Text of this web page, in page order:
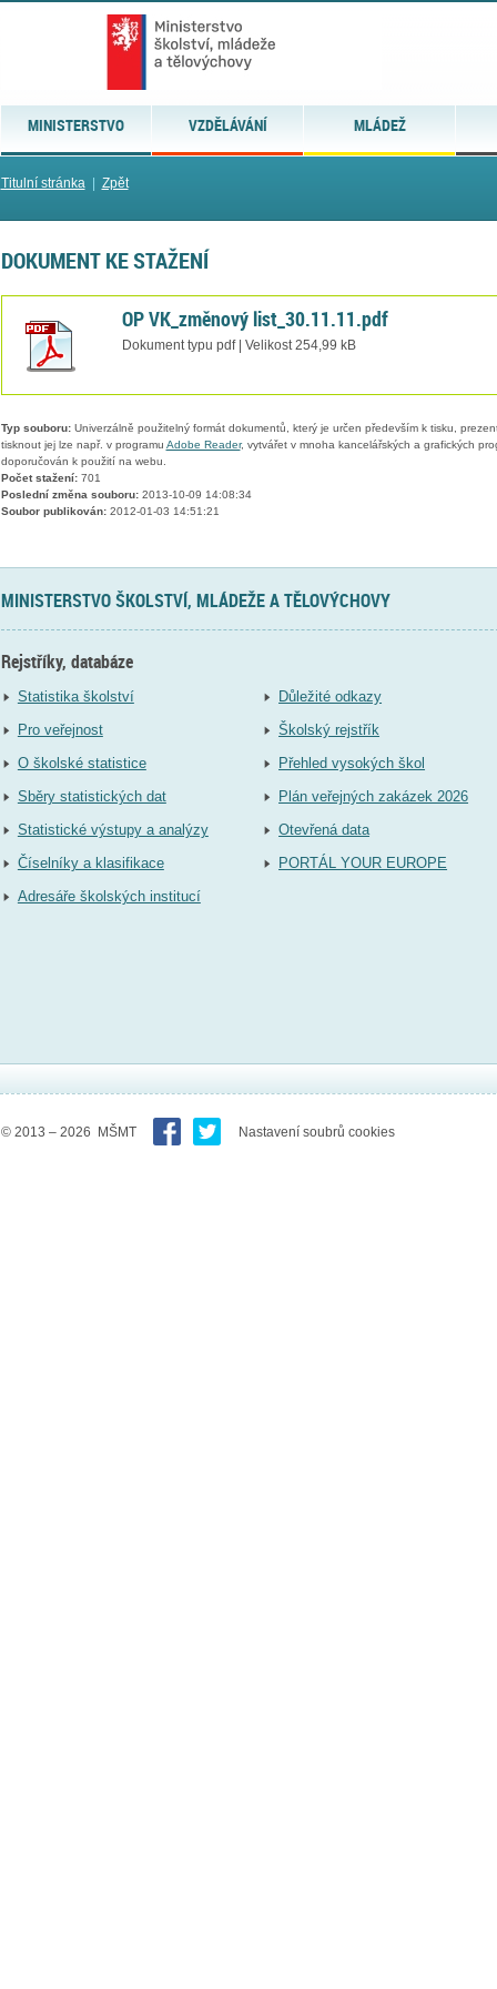
MINISTERSTVO VZDĚLÁVÁNÍ MLÁDEŽ
Titulní stránka| Zpět
DOKUMENT KE STAŽENÍ
OP VK_změnový list_30.11.11.pdf
Dokument typu pdf | Velikost 254,99 kB
Typ souboru:Univerzálně použitelný formát dokumentů, který je určen především k tisku,
tisknout jej lze např. v programu Adobe Reader, vytvářet v mnoha kancelářských a grafických
doporučován k použití na webu.
Počet stažení:701
Poslední změna souboru:2013-10-09 14:08:34
Soubor publikován:2012-01-03 14:51:21
MINISTERSTVO ŠKOLSTVÍ, MLÁDEŽE A TĚLOVÝCHOVY
Rejstříky, databáze
Statistika školství
Pro veřejnost
O školské statistice
Sběry statistických dat
Statistické výstupy a analýzy
Číselníky a klasifikace
Adresáře školských institucí
Důležité odkazy
Školský rejstřík
Přehled vysokých škol
Plán veřejných zakázek 2026
Otevřená data
PORTÁL YOUR EUROPE
© 2013 – 2026 MŠMT Nastavení soubrů cookies